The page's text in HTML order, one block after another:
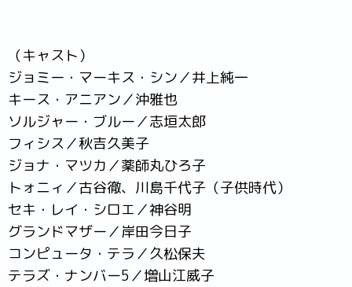
（キャスト）
ジョミー・マーキス・シン／井上純一
キース・アニアン／沖雅也
ソルジャー・ブルー／志垣太郎
フィシス／秋吉久美子
ジョナ・マツカ／薬師丸ひろ子
トォニィ／古谷徹、川島千代子（子供時代）
セキ・レイ・シロエ／神谷明
グランドマザー／岸田今日子
コンピュータ・テラ／久松保夫
テラズ・ナンバー5／増山江威子